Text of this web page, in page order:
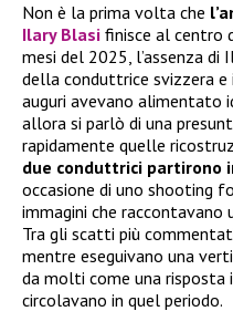
Non è la prima volta che
Ilary Blasi finisce al centro
mesi del 2025, l’assenza
della conduttrice svizzera
auguri avevano alimentato
allora si parlò di una
rapidamente quelle
due conduttrici partirono
occasione di uno shooting
immagini che raccontavano
Tra gli scatti più
mentre eseguivano una
da molti come una risposta
circolavano in quel periodo.